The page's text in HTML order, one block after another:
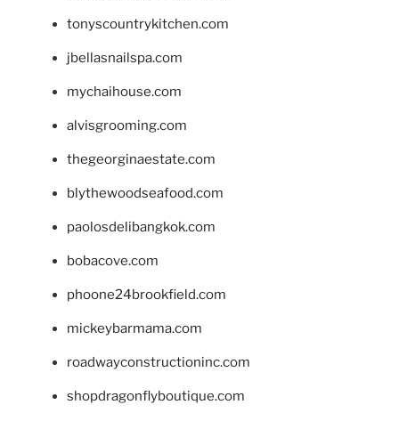
tonyscountrykitchen.com
jbellasnailspa.com
mychaihouse.com
alvisgrooming.com
thegeorginaestate.com
blythewoodseafood.com
paolosdelibangkok.com
bobacove.com
phoone24brookfield.com
mickeybarmama.com
roadwayconstructioninc.com
shopdragonflyboutique.com